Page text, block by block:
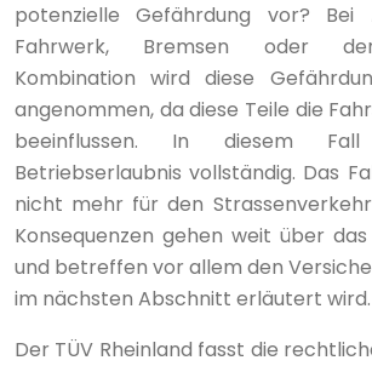
potenzielle Gefährdung vor? Bei
Fahrwerk, Bremsen oder
Kombination wird diese
angenommen, da diese Teile die
beeinflussen. In diesem
Betriebserlaubnis vollständig. Das
nicht mehr für den Strassenverkehr
Konsequenzen gehen weit über das
und betreffen vor allem den
im nächsten Abschnitt erläutert wird.
Der TÜV Rheinland fasst die